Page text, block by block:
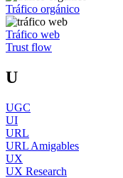
Tráfico orgánico
Tráfico web
Trust flow
U
UGC
UI
URL
URL Amigables
UX
UX Research